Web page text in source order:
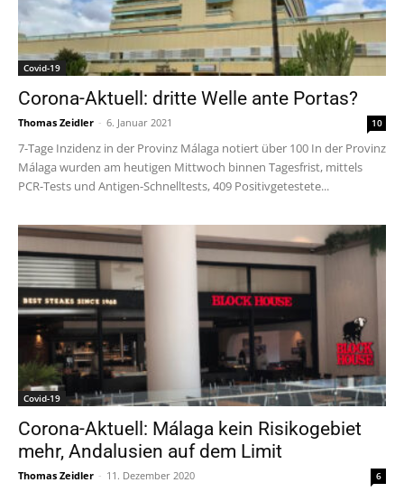
Covid-19
Corona-Aktuell: dritte Welle ante Portas?
Thomas Zeidler - 6. Januar 2021 10
7-Tage Inzidenz in der Provinz Málaga notiert über 100 In der Provinz
Málaga wurden am heutigen Mittwoch binnen Tagesfrist, mittels
PCR-Tests und Antigen-Schnelltests, 409 Positivgetestete...
Covid-19
Corona-Aktuell: Málaga kein Risikogebiet
mehr, Andalusien auf dem Limit
Thomas Zeidler - 11. Dezember 2020 6